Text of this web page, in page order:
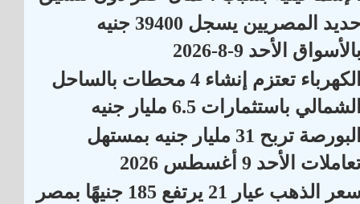
حديد المصريين يسجل 39400 جنيه
الأحد 9-8-2026
الكهرباء تعتزم إنشاء 4 محطات بالساحل
باستثمارات 6.5 مليار جنيه
البورصة تربح 31 مليار جنيه بمستهل
الأحد 9 أغسطس 2026
سعر الذهب عيار 21 يرتفع 185 جنيهًا بمصر